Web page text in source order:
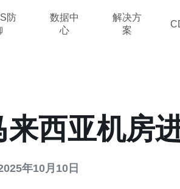
防
数据中
心
解决方
案
西亚机房
年10月10日